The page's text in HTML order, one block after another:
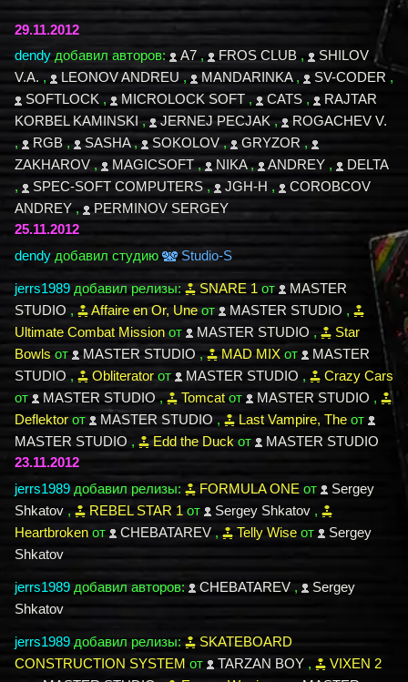
29.11.2012
dendy добавил авторов: A7 , FROS CLUB ,
SHILOV
V.A. , LEONOV ANDREU , MANDARINKA , SV-CODER ,
SOFTLOCK , MICROLOCK SOFT , CATS ,
RAJTAR
KORBEL KAMINSKI , JERNEJ PECJAK ,
ROGACHEV V.
,
RGB , SASHA , SOKOLOV , GRYZOR ,
ZAKHAROV , MAGICSOFT , NIKA , ANDREY ,
DELTA
,
SPEC-SOFT COMPUTERS , JGH-H ,
COROBCOV
ANDREY ,
PERMINOV SERGEY
25.11.2012
dendy добавил студию Studio-S
jerrs1989 добавил релизы: SNARE 1 от
MASTER
STUDIO , Affaire en Or, Uneот MASTER STUDIO ,
Ultimate Combat Mission от MASTER STUDIO ,
Star
Bowls от MASTER STUDIO , MAD MIX от
MASTER
STUDIO , Obliterator от MASTER STUDIO ,
Crazy Cars
от
MASTER STUDIO , Tomcat от MASTER STUDIO ,
Deflektor от MASTER STUDIO , Last Vampire, The от
MASTER STUDIO , Edd the Duck от
MASTER STUDIO
23.11.2012
jerrs1989 добавил релизы: FORMULA ONE от
Sergey
Shkatov , REBEL STAR 1 от Sergey Shkatov ,
Heartbroken от CHEBATAREV , Telly Wise от
Sergey
Shkatov
jerrs1989 добавил авторов: CHEBATAREV ,
Sergey
Shkatov
jerrs1989 добавил релизы:
SKATEBOARD
CONSTRUCTION SYSTEM от TARZAN BOY ,
VIXEN 2